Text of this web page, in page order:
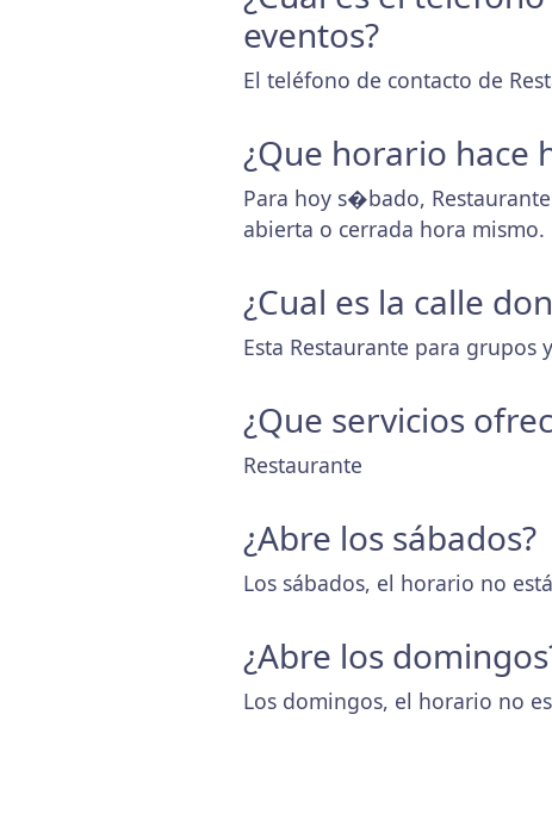
eventos?
El teléfono de contacto de
¿Que horario hace
Para hoy s�bado,
abierta o cerrada hora
¿Cual es la calle
Esta Restaurante para grupos
¿Que servicios
Restaurante
¿Abre los sábados?
Los sábados, el horario no
¿Abre los
Los domingos, el horario no